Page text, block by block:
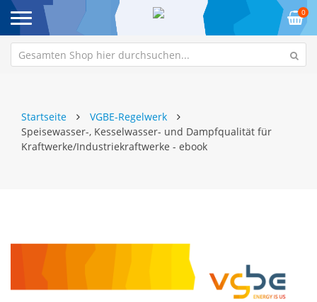
0
Startseite
VGBE-Regelwerk
Speisewasser-, Kesselwasser- und Dampfqualität für
Kraftwerke/Industriekraftwerke - ebook